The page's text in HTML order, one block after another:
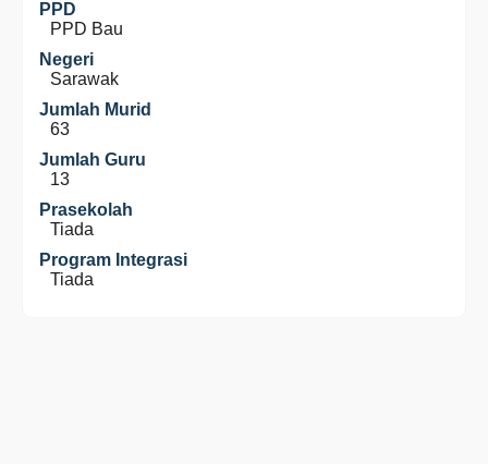
PPD
PPD Bau
Negeri
Sarawak
Jumlah Murid
63
Jumlah Guru
13
Prasekolah
Tiada
Program Integrasi
Tiada